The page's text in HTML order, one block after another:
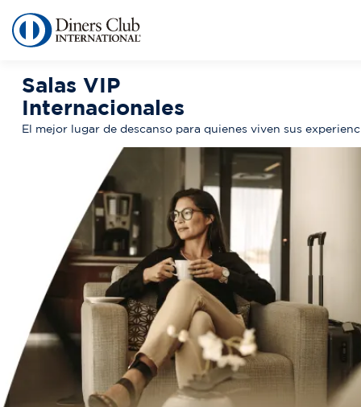
contenido
Salas VIP
Internacionales
El mejor lugar de descanso para quienes viven sus